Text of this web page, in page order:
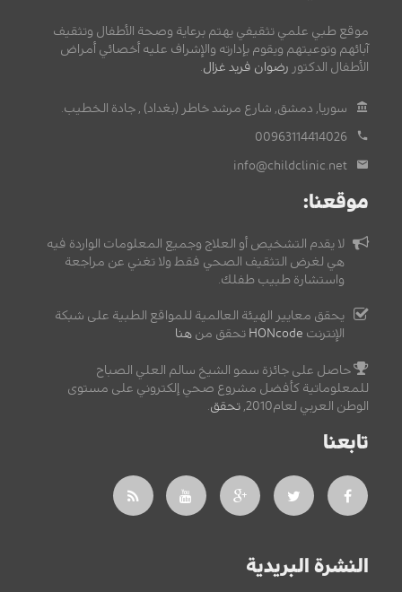
موقع طبي علمي تثقيفي يهتم برعاية وصحة الأطفال وتثقيف
آبائهم وتوعيتهم ويقوم بإدارته والإشراف عليه أخصائي أمراض
الأطفال الدكتور رضوان فريد غزال
سوريا, دمشق, شارع مرشد خاطر (بغداد) , جادة الخطيب.
00963114414026
info@childclinic.net
موقعنا:
لا يقدم التشخيص أو العلاج وجميع المعلومات الواردة فيه
هي لغرض التثقيف الصحي فقط ولا تغني عن مراجعة
واستشارة طبيب طفلك.
يحقق معايير الهيئة العالمية للمواقع الطبية على شبكة
الإنترنت HONcode تحقق من هنا
حاصل على جائزة سمو الشيخ سالم العلي الصباح
للمعلوماتية كأفضل مشروع صحي إلكتروني على مستوى
الوطن العربي لعام2010,
تحقق
تابعنا
النشرة البريدية